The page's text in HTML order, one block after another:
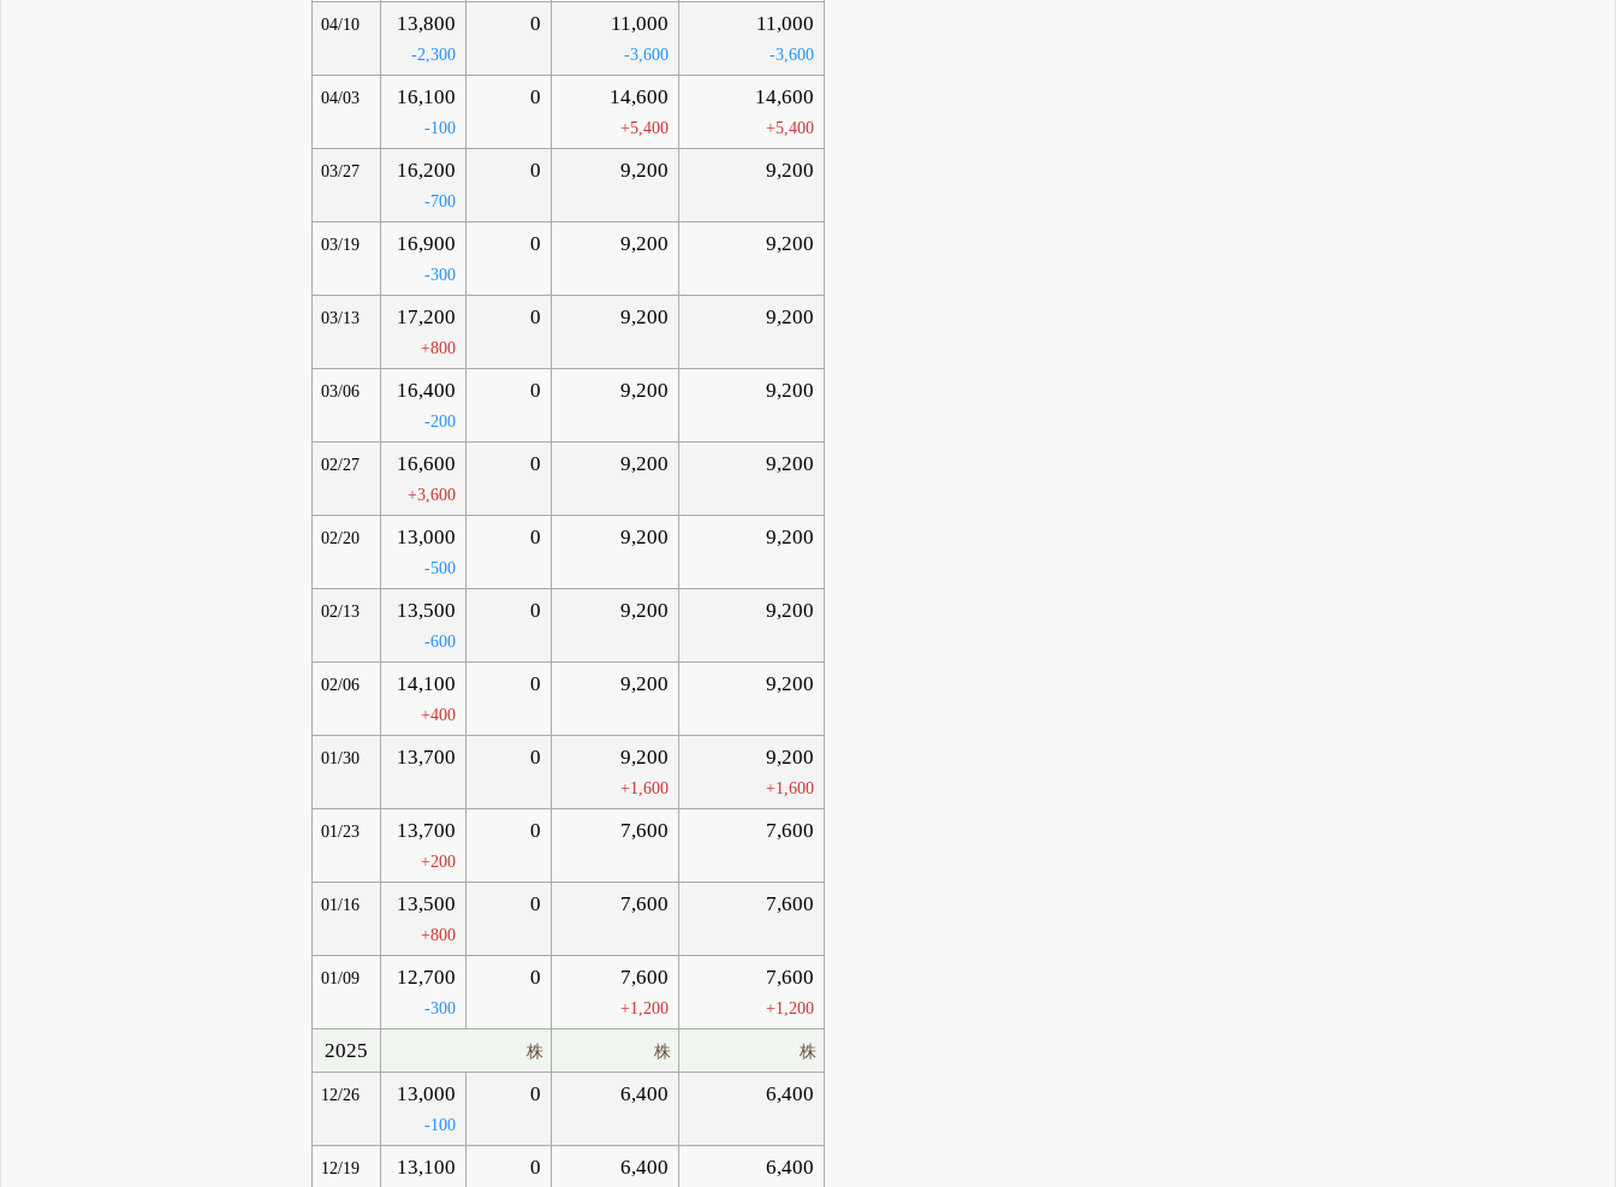
04/10 13,800
-2,300
0 11,000
-3,600
11,000
-3,600
04/03 16,100
-100
0 14,600
+5,400
14,600
+5,400
03/27 16,200
-700
0 9,200 9,200
03/19 16,900
-300
0 9,200 9,200
03/13 17,200
+800
0 9,200 9,200
03/06 16,400
-200
0 9,200 9,200
02/27 16,600
+3,600
0 9,200 9,200
02/20 13,000
-500
0 9,200 9,200
02/13 13,500
-600
0 9,200 9,200
02/06 14,100
+400
0 9,200 9,200
01/30 13,700 0 9,200
+1,600
9,200
+1,600
01/23 13,700
+200
0 7,600 7,600
01/16 13,500
+800
0 7,600 7,600
01/09 12,700
-300
0 7,600
+1,200
7,600
+1,200
2025 株 株 株
12/26 13,000
-100
0 6,400 6,400
12/19 13,100 0 6,400 6,400